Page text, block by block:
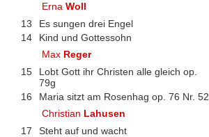
ErnaWoll
13
Es sungen drei Engel
14
Kind und Gottessohn
Max Reger
15
Lobt Gott ihr Christen alle gleich op.
79g
16
Maria sitzt am Rosenhag op. 76 Nr. 52
Christian Lahusen
17
Steht auf und wacht